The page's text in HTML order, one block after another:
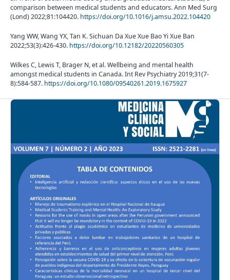
comparison between medical students and educators. Ann Med Surg
(Lond) 2022;81:104420. https://doi.org/10.1016/j.amsu.2022.104420
Yang WW, Wang YX, Tan K. Sichuan Da Xue Xue Bao Yi Xue Ban
2022;53(3):426-430. https://doi.org/10.12182/20220560305
Wilkes C, Lewis T, Brager N, et al. Wellbeing and mental health
amongst medical students in Canada. Int Rev Psychiatry 2019;31(7-
8):584-587. https://doi.org/10.1080/09540261.2019.1675927